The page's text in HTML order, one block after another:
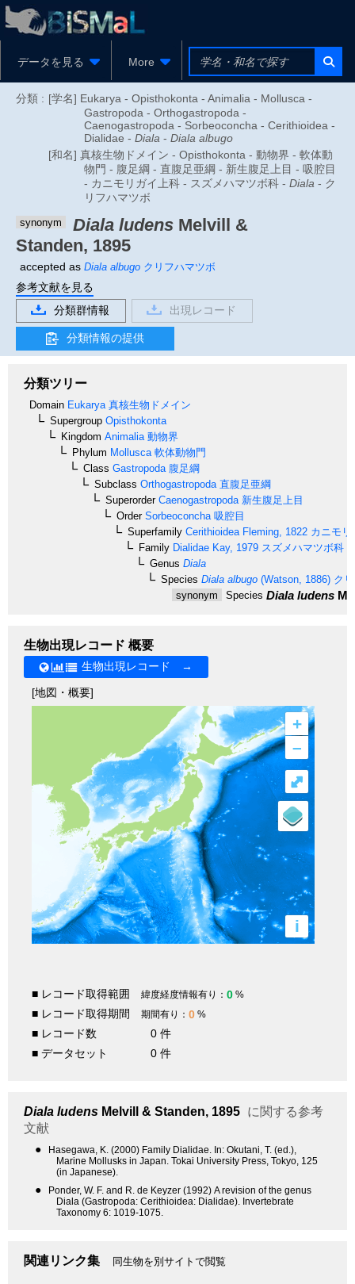
データを見る More
分類 : [学名] Eukarya - Opisthokonta - Animalia - Mollusca -
Gastropoda - Orthogastropoda -
Caenogastropoda - Sorbeoconcha - Cerithioidea -
Dialidae - Diala - Diala albugo
[和名] 真核生物ドメイン - Opisthokonta - 動物界 - 軟体動
物門 - 腹足綱 - 直腹足亜綱 - 新生腹足上目 - 吸腔目
- カニモリガイ上科 - スズメハマツボ科 - Diala - ク
リフハマツボ
synonym Diala ludens Melvill &
Standen, 1895
accepted as Diala albugo クリフハマツボ
参考文献を見る
分類群情報
出現レコード
分類情報の提供
分類ツリー
Domain Eukarya 真核生物ドメイン
Supergroup Opisthokonta
Kingdom Animalia 動物界
Phylum Mollusca 軟体動物門
Class Gastropoda 腹足綱
Subclass Orthogastropoda 直腹足亜綱
SuperorderCaenogastropoda 新生腹足上目
OrderSorbeoconcha 吸腔目
Superfamily Cerithioidea Fleming, 1822 カニモリ
Family Dialidae Kay, 1979 スズメハマツボ科
Genus Diala
Species Diala albugo (Watson, 1886) ク
synonym
Species Diala ludens
生物出現レコード 概要
生物出現レコード →
[地図・概要]
+
–
i
⤢
■ レコード取得範囲 緯度経度情報有り： 0 %
■ レコード取得期間 期間有り： 0 %
■ レコード数
0 件
■ データセット
0 件
Diala ludens Melvill & Standen, 1895 に関する参考
文献
●
Hasegawa, K. (2000) Family Dialidae. In: Okutani, T. (ed.),
Marine Mollusks in Japan. Tokai University Press, Tokyo, 125
(in Japanese).
●
Ponder, W. F. and R. de Keyzer (1992) A revision of the genus
Diala (Gastropoda: Cerithioidea: Dialidae). Invertebrate
Taxonomy 6: 1019-1075.
関連リンク集 同生物を別サイトで閲覧